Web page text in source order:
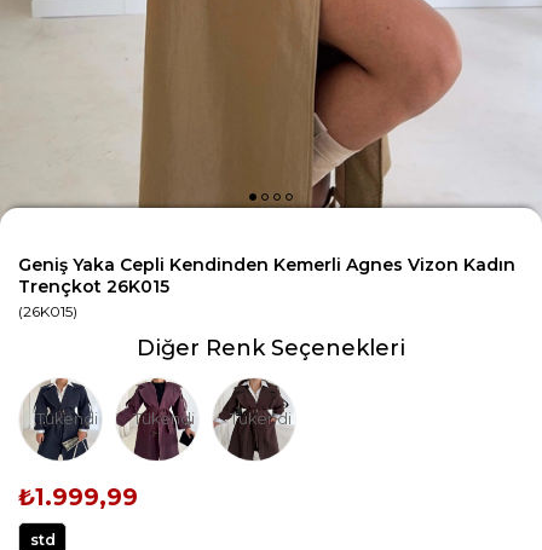
Geniş Yaka Cepli Kendinden Kemerli Agnes Vizon Kadın
Trençkot 26K015
(26K015)
Diğer Renk Seçenekleri
Tükendi Tükendi Tükendi
₺1.999,99
std